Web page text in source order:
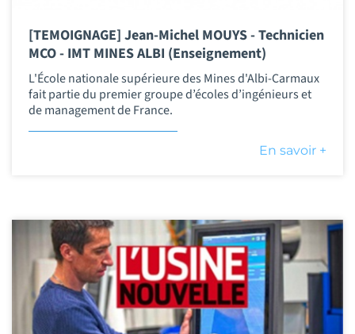
[TEMOIGNAGE] Jean-Michel MOUYS - Technicien
MCO - IMT MINES ALBI (Enseignement)
L'École nationale supérieure des Mines d'Albi-Carmaux
fait partie du premier groupe d’écoles d’ingénieurs et
de management de France.
En savoir +